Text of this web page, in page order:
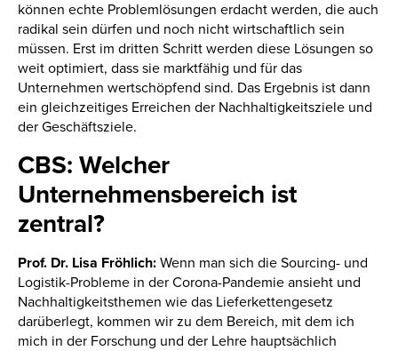
können echte Problemlösungen erdacht werden, die auch
radikal sein dürfen und noch nicht wirtschaftlich sein
müssen. Erst im dritten Schritt werden diese Lösungen so
weit optimiert, dass sie marktfähig und für das
Unternehmen wertschöpfend sind. Das Ergebnis ist dann
ein gleichzeitiges Erreichen der Nachhaltigkeitsziele und
der Geschäftsziele.
CBS: Welcher
Unternehmensbereich ist
zentral?
Prof. Dr. Lisa Fröhlich: Wenn man sich die Sourcing- und
Logistik-Probleme in der Corona-Pandemie ansieht und
Nachhaltigkeitsthemen wie das Lieferkettengesetz
darüberlegt, kommen wir zu dem Bereich, mit dem ich
mich in der Forschung und der Lehre hauptsächlich